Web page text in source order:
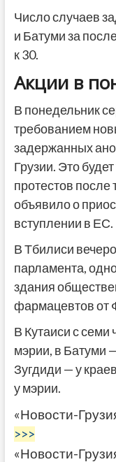
Число случаев
и Батуми за
к 30.
Акции в
В понедельник
требованием
задержанных
Грузии. Это
протестов после
объявило о
вступлении в ЕС.
В Тбилиси
парламента,
здания
фармацевтов от
В Кутаиси с семи
мэрии, в Батуми
Зугдиди — у
у мэрии.
«Новости-
>>>
«Новости-